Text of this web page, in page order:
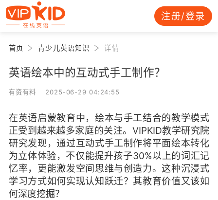
注册/登录
首页 青少儿英语知识 详情
英语绘本中的互动式手工制作？
有资有料 2025-06-29 04:24:55
在英语启蒙教育中，绘本与手工结合的教学模式
正受到越来越多家庭的关注。VIPKID教学研究院
研究发现，通过互动式手工制作将平面绘本转化
为立体体验，不仅能提升孩子30%以上的词汇记
忆率，更能激发空间思维与创造力。这种沉浸式
学习方式如何实现认知跃迁？其教育价值又该如
何深度挖掘？